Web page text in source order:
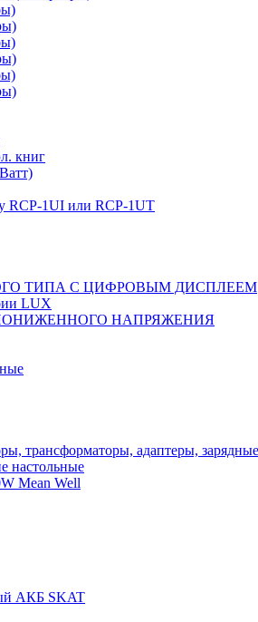
книг
RCP-1UI или RCP-1UT
ТИПА С ЦИФРОВЫМ ДИСПЛЕЕМ
LUX
НАПРЯЖЕНИЯ
трансформаторы, адаптеры, зарядные
настольные
Mean Well
АКБ SKAT